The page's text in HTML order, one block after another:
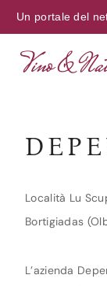
Un portale del
Località Lu
Bortigiadas
L’azienda